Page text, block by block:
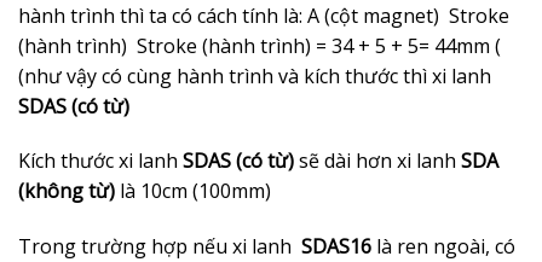
hành trình thì ta có cách tính là: A (cột magnet) Stroke
(hành trình) Stroke (hành trình) = 34 + 5 + 5= 44mm (
(như vậy có cùng hành trình và kích thước thì xi lanh
SDAS (có từ)
Kích thước xi lanh SDAS (có từ)sẽ dài hơn xi lanh SDA
(không từ) là 10cm (100mm)
Trong trường hợp nếu xi lanh SDAS16 là ren ngoài, có